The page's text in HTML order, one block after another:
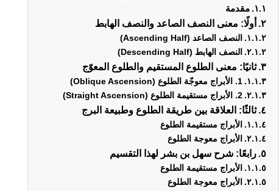
مقدمة
أولًا: معنى النصف الصاعد والنصف الهابط
النصف الصاعد (Ascending Half)
النصف الهابط (Descending Half)
ثانيًا: معنى الطلوع المستقيم والطلوع المعوّج
1. الأبراج معوجّة الطلوع (Oblique Ascension)
2. الأبراج مستقيمة الطلوع (Straight Ascension)
ثالثًا: العلاقة بين طريقة الطلوع وطبيعة البرج
الأبراج مستقيمة الطلوع
الأبراج معوجة الطلوع
رابعًا: شرح سهل بن بشر لهذا التقسيم
الأبراج مستقيمة الطلوع
الأبراج معوجة الطلوع